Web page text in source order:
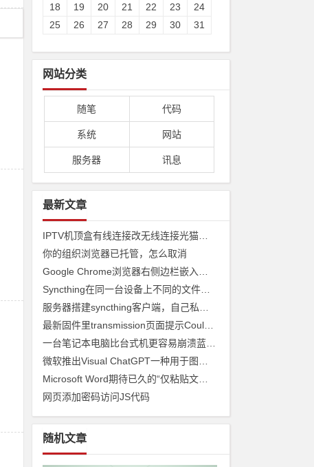
18
19 20 21 22 23
24
25
26 27 28 29 30 31
网站分类
随笔 代码
系统 网站
服务器 讯息
最新文章
你的组织浏览器已托管，怎么取消
网页添加密码访问JS代码
随机文章